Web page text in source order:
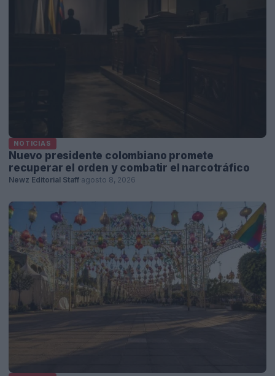
NOTICIAS
Nuevo presidente colombiano promete
recuperar el orden y combatir el narcotráfico
Newz Editorial Staff agosto 8, 2026